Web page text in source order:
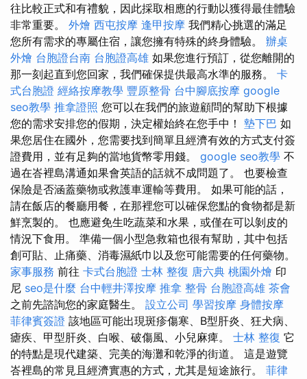
往比較正式和有禮貌，因此採取相應的行動以獲得最佳體驗
非常重要。 外燴 西屯按摩 逢甲按摩 我們精心挑選的滿足
您所有需求的專屬住宿，讓您擁有特殊的終身體驗。 辦桌
外燴 台胞證台南 台胞證高雄 如果您進行預訂，從您離開的
那一刻起直到您回家，我們確保提供最高水準的服務。 卡
式台胞證 經絡按摩教學 豐原整骨 台中腳底按摩 google
seo教學 推拿證照 您可以在我們的旅遊顧問的幫助下根據
您的需求安排您的假期，決定權始終在您手中！ 墊下巴 如
果您居住在國外，您需要找到簡單且經濟有效的方式支付簽
證費用，並有足夠的當地貨幣零用錢。 google seo教學 不
過在峇裡島溝通如果會英語的話就不成問題了。 也要檢查
保險是否涵蓋藥物或救護車運輸等費用。 如果可能的話，
請在飯店的餐廳用餐，在那裡您可以確保您點的食物都是新
鮮烹製的。 也應避免生吃蔬菜和水果，或僅在可以剝皮的
情況下食用。 準備一個小型急救箱也很有幫助，其中包括
創可貼、止痛藥、消毒濕紙巾以及您可能需要的任何藥物。
家事服務 前往 卡式台胞證 士林 整復 唐六典 桃園外燴 印
尼 seo是什麼 台中輕井澤按摩 推拿 整骨 台胞證高雄 茶會
之前先諮詢您的家庭醫生。 設立公司 學習按摩 身體按摩
菲律賓簽證 該地區可能出現斑疹傷寒、B型肝炎、狂犬病、
瘧疾、甲型肝炎、白喉、破傷風、小兒麻痺。 士林 整復 它
的特點是現代建築、完美的海灘和乾淨的街道。 這是遊覽
峇裡島的常見且經濟實惠的方式，尤其是短途旅行。 菲律